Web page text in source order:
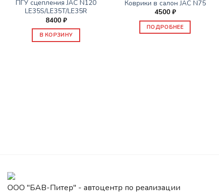
ПГУ сцепления JAC N120
LE35S/LE35T/LE35R
8400 ₽
В КОРЗИНУ
Коврики в салон JAC N75
4500 ₽
ПОДРОБНЕЕ
ООО "БАВ-Питер" - автоцентр по реализации